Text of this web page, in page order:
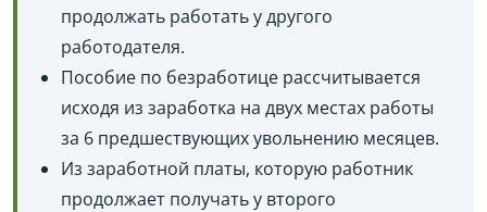
продолжать работать у другого
работодателя.
Пособие по безработице рассчитывается
исходя из заработка на двух местах работы
за 6 предшествующих увольнению месяцев.
Из заработной платы, которую работник
продолжает получать у второго